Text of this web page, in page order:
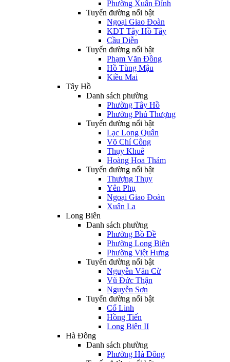
Phường Xuân Đỉnh
Tuyến đường nổi bật
Ngoại Giao Đoàn
KĐT Tây Hồ Tây
Cầu Diễn
Tuyến đường nổi bật
Phạm Văn Đồng
Hồ Tùng Mậu
Kiều Mai
Tây Hồ
Danh sách phường
Phường Tây Hồ
Phường Phú Thượng
Tuyến đường nổi bật
Lạc Long Quân
Võ Chí Công
Thụy Khuê
Hoàng Hoa Thám
Tuyến đường nổi bật
Thượng Thụy
Yên Phụ
Ngoại Giao Đoàn
Xuân La
Long Biên
Danh sách phường
Phường Bồ Đề
Phường Long Biên
Phường Việt Hưng
Tuyến đường nổi bật
Nguyễn Văn Cừ
Vũ Đức Thận
Nguyễn Sơn
Tuyến đường nổi bật
Cổ Linh
Hồng Tiến
Long Biên II
Hà Đông
Danh sách phường
Phường Hà Đông